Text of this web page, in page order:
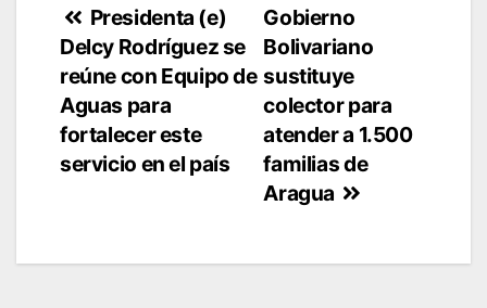
Navegación
de
entradas
Gobierno
Bolivariano
sustituye
colector para
atender a 1.500
familias de
Aragua
Presidenta (e)
Delcy Rodríguez se
reúne con Equipo de
Aguas para
fortalecer este
servicio en el país